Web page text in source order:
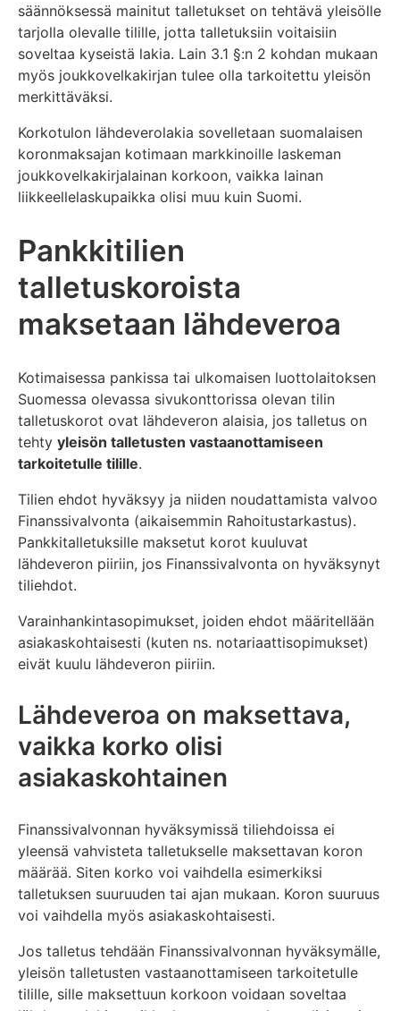
säännöksessä mainitut talletukset on tehtävä yleisölle
tarjolla olevalle tilille, jotta talletuksiin voitaisiin
soveltaa kyseistä lakia. Lain 3.1 §:n 2 kohdan mukaan
myös joukkovelkakirjan tulee olla tarkoitettu yleisön
merkittäväksi.
Korkotulon lähdeverolakia sovelletaan suomalaisen
koronmaksajan kotimaan markkinoille laskeman
joukkovelkakirjalainan korkoon, vaikka lainan
liikkeellelaskupaikka olisi muu kuin Suomi.
Pankkitilien
talletuskoroista
maksetaan lähdeveroa
Kotimaisessa pankissa tai ulkomaisen luottolaitoksen
Suomessa olevassa sivukonttorissa olevan tilin
talletuskorot ovat lähdeveron alaisia, jos talletus on
tehty yleisön talletusten vastaanottamiseen
tarkoitetulle tilille.
Tilien ehdot hyväksyy ja niiden noudattamista valvoo
Finanssivalvonta (aikaisemmin Rahoitustarkastus).
Pankkitalletuksille maksetut korot kuuluvat
lähdeveron piiriin, jos Finanssivalvonta on hyväksynyt
tiliehdot.
Varainhankintasopimukset, joiden ehdot määritellään
asiakaskohtaisesti (kuten ns. notariaattisopimukset)
eivät kuulu lähdeveron piiriin.
Lähdeveroa on maksettava,
vaikka korko olisi
asiakaskohtainen
Finanssivalvonnan hyväksymissä tiliehdoissa ei
yleensä vahvisteta talletukselle maksettavan koron
määrää. Siten korko voi vaihdella esimerkiksi
talletuksen suuruuden tai ajan mukaan. Koron suuruus
voi vaihdella myös asiakaskohtaisesti.
Jos talletus tehdään Finanssivalvonnan hyväksymälle,
yleisön talletusten vastaanottamiseen tarkoitetulle
tilille, sille maksettuun korkoon voidaan soveltaa